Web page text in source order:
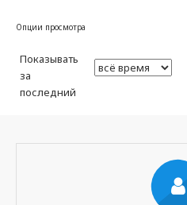
Опции просмотра
Показывать
за
последний